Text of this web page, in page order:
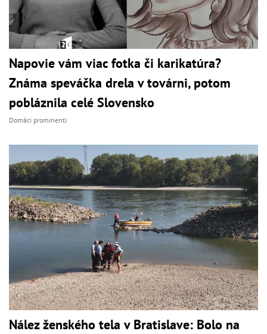
Napovie vám viac fotka či karikatúra?
Známa speváčka drela v továrni, potom
pobláznila celé Slovensko
Domáci prominenti
Nález ženského tela v Bratislave: Bolo na